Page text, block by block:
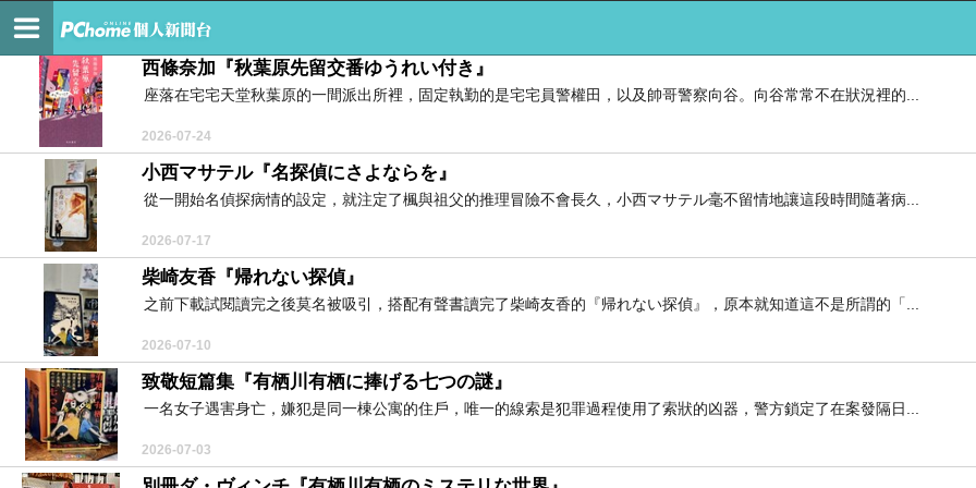
透明獻禮
西條奈加『秋葉原先留交番ゆうれい付き』
座落在宅宅天堂秋葉原的一間派出所裡，固定執勤的是宅宅員警權田，以及帥哥警察向谷。向谷常常不在狀況裡的...
2026-07-24
小西マサテル『名探偵にさよならを』
從一開始名偵探病情的設定，就注定了楓與祖父的推理冒險不會長久，小西マサテル毫不留情地讓這段時間隨著病...
2026-07-17
柴崎友香『帰れない探偵』
之前下載試閱讀完之後莫名被吸引，搭配有聲書讀完了柴崎友香的『帰れない探偵』，原本就知道這不是所謂的「...
2026-07-10
致敬短篇集『有栖川有栖に捧げる七つの謎』
一名女子遇害身亡，嫌犯是同一棟公寓的住戶，唯一的線索是犯罪過程使用了索狀的凶器，警方鎖定了在案發隔日...
2026-07-03